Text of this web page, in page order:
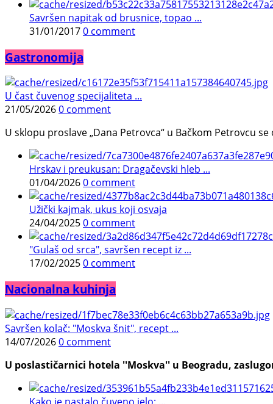
Savršen napitak od brusnice, topao ...
31/01/20170 comment
Gastronomija
U čast čuvenog specijaliteta ...
21/05/20260 comment
U sklopu proslave „Dana Petrovca“ u Bačkom Petrovcu
Hrskav i preukusan: Dragačevski hleb ...
01/04/20260 comment
Užički kajmak, ukus koji osvaja
24/04/20250 comment
"Gulaš od srca", savršen recept iz ...
17/02/20250 comment
Nacionalna kuhinja
Savršen kolač: "Moskva šnit", recept ...
14/07/20260 comment
U poslastičarnici hotela ''Moskva'' u Beogradu,